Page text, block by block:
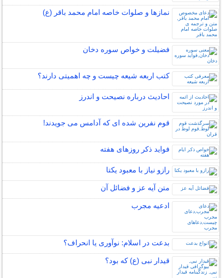
نمازها و صلوات خاصه امام محمد باقر (ع)
فضیلت و خواص سوره دخان
کتب اربعه شیعه چیست و چه اهمیتی دارند؟
احادیث درباره نصیحت و اندرز
قوم نفرین شده ای که آدامس می جویدند!
فواید ذکر روزهای هفته
رازو نیاز با معبود یکتا
متن آیه عز و فضائل آن
ادعیه مجرب
بدعت در اسلام: نوآوری یا انحراف؟
قیدار نبی (ع) که بود؟